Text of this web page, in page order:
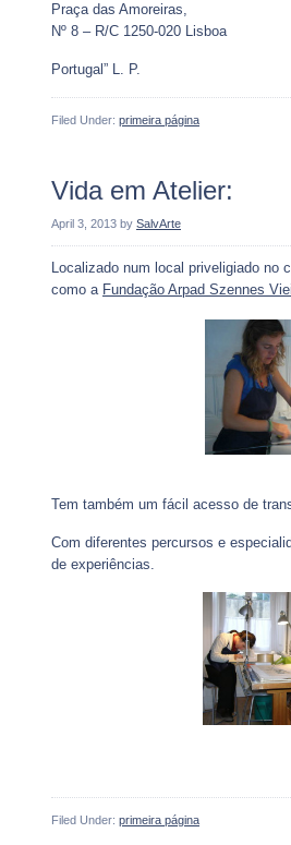
Praça das Amoreiras,
Nº 8 – R/C 1250-020 Lisboa
Portugal” L. P.
Filed Under: primeira página
Vida em Atelier:
April 3, 2013 by SalvArte
Localizado num local priveligiado no
como a Fundação Arpad Szennes
Tem também um fácil acesso de
Com diferentes percursos e
de experiências.
Filed Under: primeira página